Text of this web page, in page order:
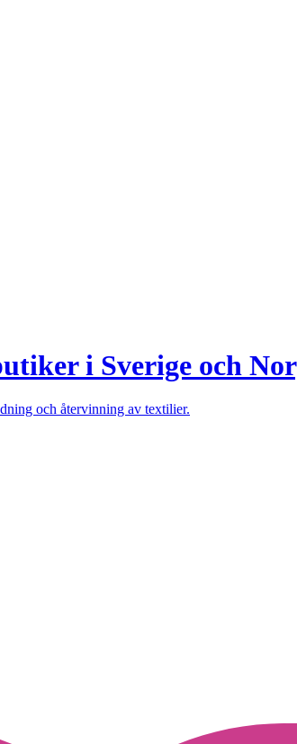
i Sverige och
och återvinning av textilier.